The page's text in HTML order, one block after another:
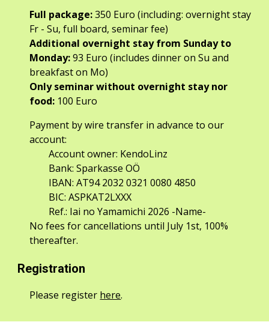
Full package:350 Euro (including: overnight stay
Fr - Su, full board, seminar fee)
Additional overnight stay from Sunday to
Monday:93 Euro (includes dinner on Su and
breakfast on Mo)
Only seminar without overnight staynor
food: 100 Euro
Payment bywire transfer in advance to our
account:
Account owner: KendoLinz
Bank: Sparkasse OÖ
IBAN: AT94 2032 0321 0080 4850
BIC: ASPKAT2LXXX
Ref.: Iai no Yamamichi 2026 -Name-
No fees for cancellations until July 1st, 100%
thereafter.
Registration
Please register here.